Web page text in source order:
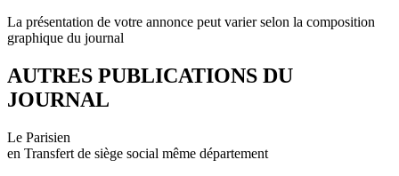
La présentation de votre annonce peut varier selon la composition
graphique du journal
AUTRES PUBLICATIONS DU
JOURNAL
Le Parisien
en Transfert de siège social même département